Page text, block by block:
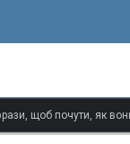
щоб почути, як